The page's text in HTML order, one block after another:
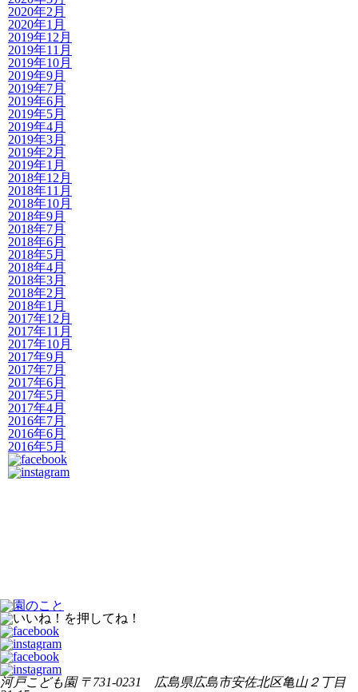
2020年2月
2020年1月
2019年12月
2019年11月
2019年10月
2019年9月
2019年7月
2019年6月
2019年5月
2019年4月
2019年3月
2019年2月
2019年1月
2018年12月
2018年11月
2018年10月
2018年9月
2018年7月
2018年6月
2018年5月
2018年4月
2018年3月
2018年2月
2018年1月
2017年12月
2017年11月
2017年10月
2017年9月
2017年7月
2017年6月
2017年5月
2017年4月
2016年7月
2016年6月
2016年5月
河戸こども園〒731-0231 広島県広島市安佐北区亀山２丁目